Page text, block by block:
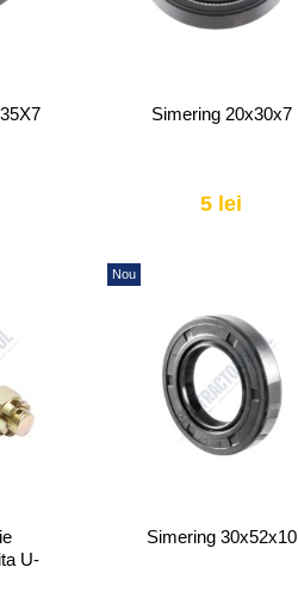
Simering 20x30x7
5 lei
U-
Nou
Simering 30x52x10